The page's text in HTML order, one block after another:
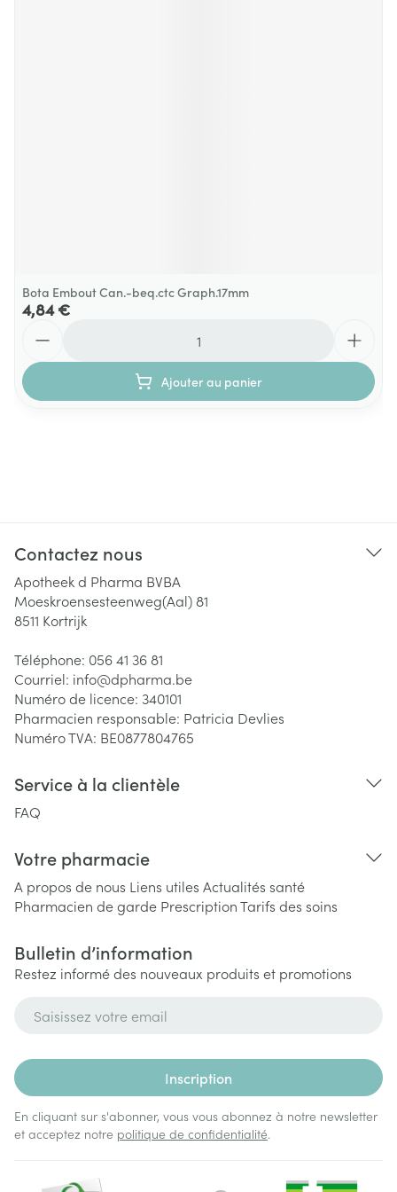
Bota Embout Can.-beq.ctc Graph.17mm
4,84 €
Ajouter au panier
Contactez nous
Apotheek d Pharma BVBA
Moeskroensesteenweg(Aal) 81
8511 Kortrijk
Téléphone: 056 41 36 81
Courriel: info@dpharma.be
Numéro de licence: 340101
Pharmacien responsable: Patricia Devlies
Numéro TVA: BE0877804765
Service à la clientèle
FAQ
Votre pharmacie
A propos de nous Liens utiles Actualités santé
Pharmacien de garde PrescriptionTarifs des soins
Bulletin d’information
Restez informé des nouveaux produits et promotions
Inscription
En cliquant sur s'abonner, vous vous abonnez à notre newsletter
et acceptez notre politique de confidentialité.